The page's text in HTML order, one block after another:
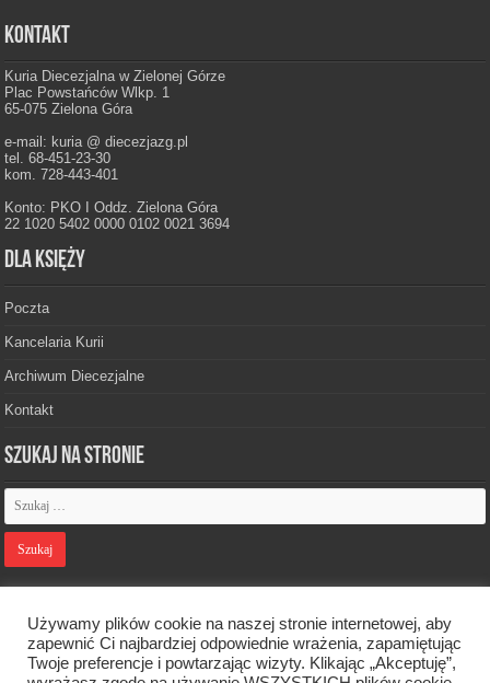
Kontakt
Kuria Diecezjalna w Zielonej Górze
Plac Powstańców Wlkp. 1
65-075 Zielona Góra
e-mail: kuria @ diecezjazg.pl
tel. 68-451-23-30
kom. 728-443-401
Konto: PKO I Oddz. Zielona Góra
22 1020 5402 0000 0102 0021 3694
Dla księży
Poczta
Kancelaria Kurii
Archiwum Diecezjalne
Kontakt
Szukaj na stronie
Designed by Webdawid
Używamy plików cookie na naszej stronie internetowej, aby
zapewnić Ci najbardziej odpowiednie wrażenia, zapamiętując
Twoje preferencje i powtarzając wizyty. Klikając „Akceptuję”,